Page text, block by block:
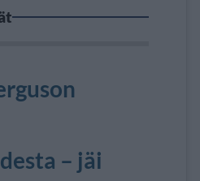
– jäi